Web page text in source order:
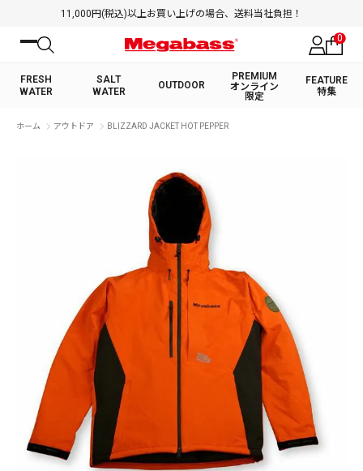
11,000円(税込)以上お買い上げの場合、送料当社負担！
0
FRESH
WATER
SALT
WATER
OUTDOOR
PREMIUM
オンライン
限定
FEATURE
特集
絞り込み検索
PREMIUM オンライン限定
FRESH WATER
SALT WATER
OUTDOOR
ホーム アウトドア BLIZZARD JACKET HOT PEPPER